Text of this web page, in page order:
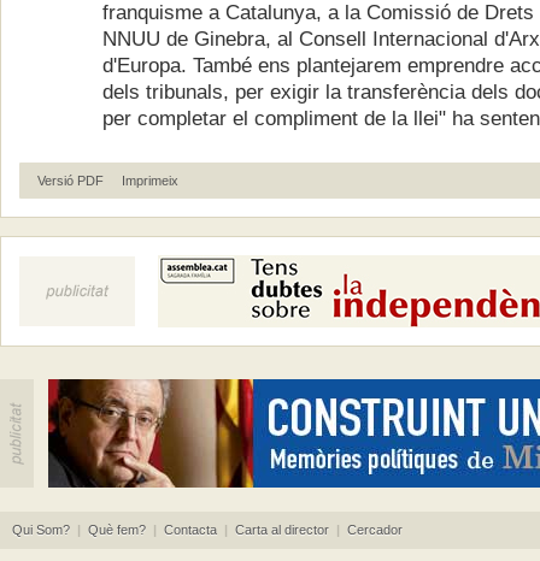
franquisme a Catalunya, a la Comissió de
NNUU de Ginebra, al Consell Internacional
d'Europa. També ens plantejarem emprendre
dels tribunals, per exigir la transferència dels
per completar el compliment de la llei" ha
Versió PDF Imprimeix
Qui Som? | Què fem? | Contacta | Carta al director | Cercador